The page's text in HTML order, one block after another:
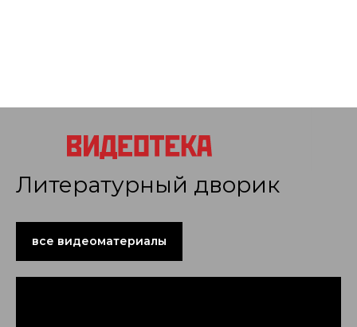
Литературный дворик
все видеоматериалы